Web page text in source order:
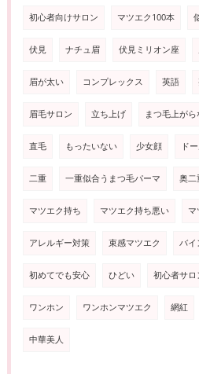
初心者向けサロン マツエク100本
伏見 ナチュ眉 伏見ミリオン座
眉が太い コンプレックス 英語
眉毛サロン 立ち上げ まつ毛上がら
直毛 もったいない 少女顔 ド
二重 一重似合うまつ毛パーマ 奥二
マツエク持ち マツエク持ち悪い マ
アレルギー対策 束感マツエク バイ
初めてでも安心 ひどい 初心者サロ
ワンホン ワンホンマツエク 網紅
中華美人